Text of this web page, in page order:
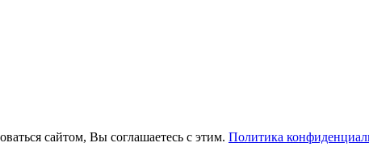
сайтом, Вы соглашаетесь с этим. Политика